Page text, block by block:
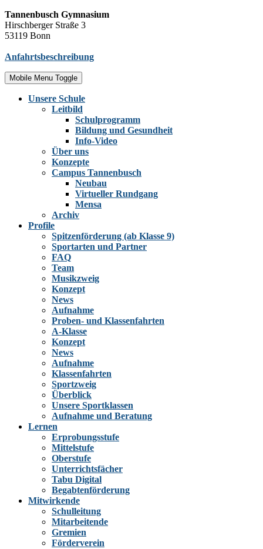
Tannenbusch Gymnasium
Hirschberger Straße 3
53119 Bonn
Anfahrtsbeschreibung
Mobile Menu Toggle
Unsere Schule
Leitbild
Schulprogramm
Bildung und Gesundheit
Info-Video
Über uns
Konzepte
Campus Tannenbusch
Neubau
Virtueller Rundgang
Mensa
Archiv
Profile
Spitzenförderung (ab Klasse 9)
Sportarten und Partner
FAQ
Team
Musikzweig
Konzept
News
Aufnahme
Proben- und Klassenfahrten
A-Klasse
Konzept
News
Aufnahme
Klassenfahrten
Sportzweig
Überblick
Unsere Sportklassen
Aufnahme und Beratung
Lernen
Erprobungsstufe
Mittelstufe
Oberstufe
Unterrichtsfächer
Tabu Digital
Begabtenförderung
Mitwirkende
Schulleitung
Mitarbeitende
Gremien
Förderverein